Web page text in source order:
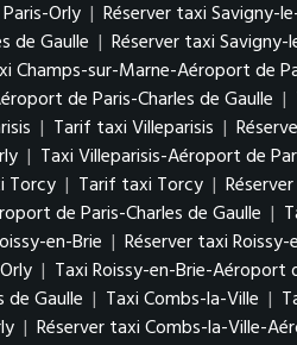
Orly | Réserver taxi Savigny-
de Gaulle | Réserver taxi
Champs-sur-Marne-Aéroport de
de Paris-Charles de Gaulle |
| Tarif taxi Villeparisis |
| Taxi Villeparisis-Aéroport de
Torcy | Tarif taxi Torcy |
de Paris-Charles de Gaulle |
en-Brie | Réserver taxi Roissy-
| Taxi Roissy-en-Brie-Aéroport
de Gaulle | Taxi Combs-la-Ville |
| Réserver taxi Combs-la-Ville-